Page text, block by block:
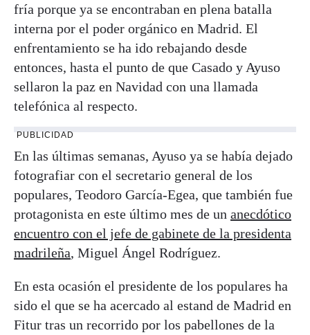
fría porque ya se encontraban en plena batalla
interna por el poder orgánico en Madrid. El
enfrentamiento se ha ido rebajando desde
entonces, hasta el punto de que Casado y Ayuso
sellaron la paz en Navidad con una llamada
telefónica al respecto.
PUBLICIDAD
En las últimas semanas, Ayuso ya se había dejado
fotografiar con el secretario general de los
populares, Teodoro García-Egea, que también fue
protagonista en este último mes de un anecdótico
encuentro con el jefe de gabinete de la presidenta
madrileña, Miguel Ángel Rodríguez.
En esta ocasión el presidente de los populares ha
sido el que se ha acercado al estand de Madrid en
Fitur tras un recorrido por los pabellones de la